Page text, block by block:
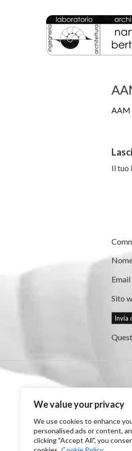
We value your privacy
We use cookies to enhance
personalised ads or content,
clicking "Accept All", you
AAM
Il tuo
Email
Sito